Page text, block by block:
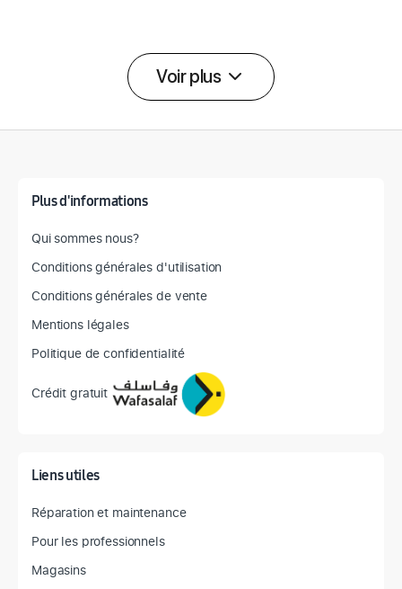
Voir plus
Plus d'informations
Qui sommes nous?
Conditions générales d'utilisation
Conditions générales de vente
Mentions légales
Politique de confidentialité
Crédit gratuit
Liens utiles
Réparation et maintenance
Pour les professionnels
Magasins